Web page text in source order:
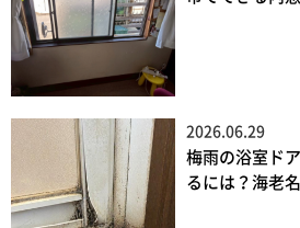
2026.06.29
梅雨の浴室ド
るには？海老